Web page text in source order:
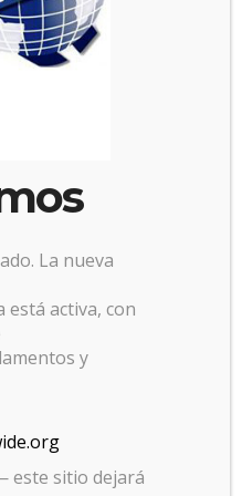
utilizamos tecnologías como las
La nueva
está activa, con
y
este sitio dejará